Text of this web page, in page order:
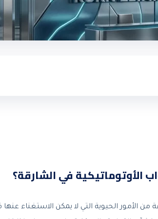
الأوتوماتيكية في الشارقة؟
من الأمور الحيوية التي لا يمكن الاستغناء